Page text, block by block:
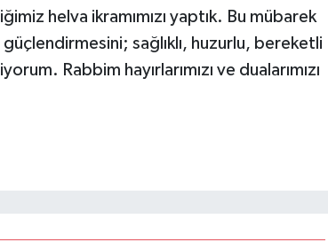
helva ikramımızı yaptık. Bu mübarek
sağlıklı, huzurlu, bereketli
Rabbim hayırlarımızı ve dualarımızı